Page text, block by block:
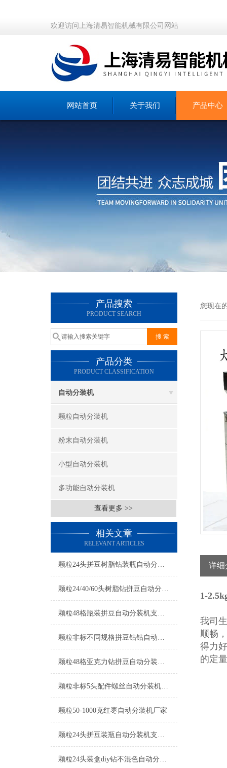
欢迎访问上海清易智能机械有限公司网站
网站首页 关于我们 产品中心
产品搜索
PRODUCT SEARCH
产品分类
PRODUCT CLASSIFICATION
自动分装机
颗粒自动分装机
粉末自动分装机
小型自动分装机
多功能自动分装机
查看更多 >>
相关文章
RELEVANT ARTICLES
颗粒24头拼豆树脂钻装瓶自动分装机厂家
颗粒24/40/60头树脂钻拼豆自动分装机厂家
颗粒48格瓶装拼豆自动分装机支持定制
颗粒非标不同规格拼豆钻钻自动分装机厂家
颗粒48格亚克力钻拼豆自动分装机厂家
颗粒非标5头配件螺丝自动分装机厂家
颗粒50-1000克红枣自动分装机厂家
颗粒24头拼豆装瓶自动分装机支持定制
颗粒24头装盒diy钻不混色自动分装机工厂生产
您现在
详细
1-
我司
顺畅
得力
的定